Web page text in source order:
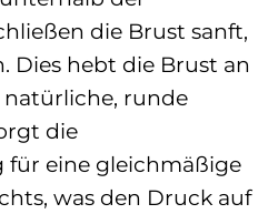
die Brust sanft,
Dies hebt die Brust an
runde
die
eine gleichmäßige
was den Druck auf